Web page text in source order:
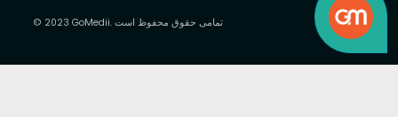
© 2023 GoMedii. تمامی حقوق محفوظ است